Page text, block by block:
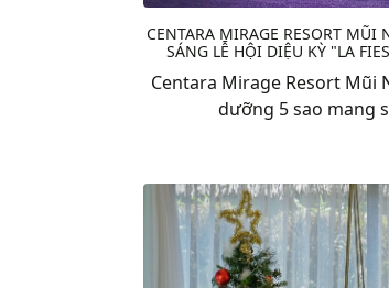
CENTARA MIRAGE RESORT MŨI
SÁNG LỄ HỘI DIỆU KỲ "LA
Centara Mirage Resort Mũi